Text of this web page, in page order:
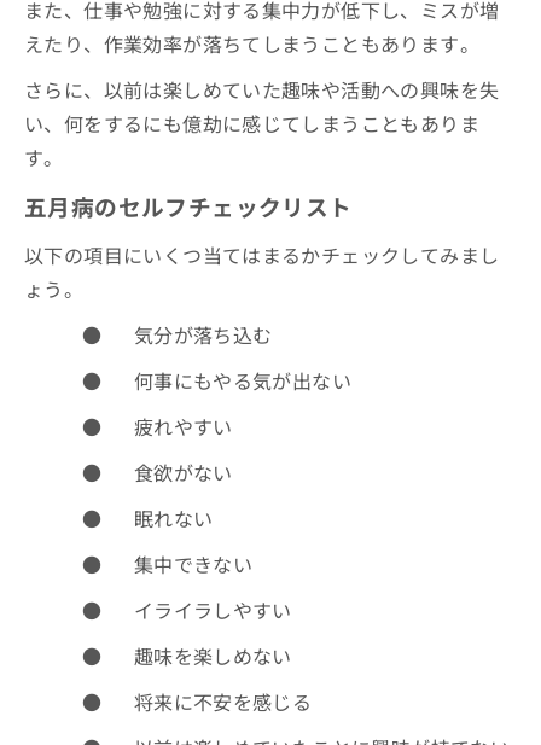
また、仕事や勉強に対する集中力が低下し、ミスが増
えたり、作業効率が落ちてしまうこともあります。
さらに、以前は楽しめていた趣味や活動への興味を失
い、何をするにも億劫に感じてしまうこともありま
す。
五月病のセルフチェックリスト
以下の項目にいくつ当てはまるかチェックしてみまし
ょう。
● 気分が落ち込む
● 何事にもやる気が出ない
● 疲れやすい
● 食欲がない
● 眠れない
● 集中できない
● イライラしやすい
● 趣味を楽しめない
● 将来に不安を感じる